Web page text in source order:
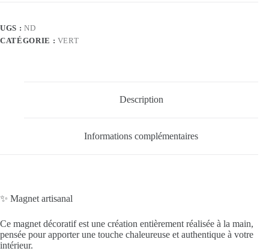
UGS : ND
CATÉGORIE : VERT
Description
Informations complémentaires
✨ Magnet artisanal
Ce magnet décoratif est une création entièrement réalisée à la main,
pensée pour apporter une touche chaleureuse et authentique à votre
intérieur.